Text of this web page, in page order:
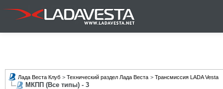
Лада Веста Клуб > Технический раздел Лада Веста > Трансмиссия LADA Vesta
МКПП (Все типы) - 3